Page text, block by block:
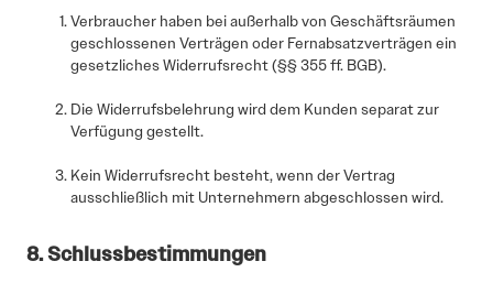
Verbraucher haben bei außerhalb von Geschäftsräumen
geschlossenen Verträgen oder Fernabsatzverträgen ein
gesetzliches Widerrufsrecht (§§ 355 ff. BGB).
Die Widerrufsbelehrung wird dem Kunden separat zur
Verfügung gestellt.
Kein Widerrufsrecht besteht, wenn der Vertrag
ausschließlich mit Unternehmern abgeschlossen wird.
8. Schlussbestimmungen